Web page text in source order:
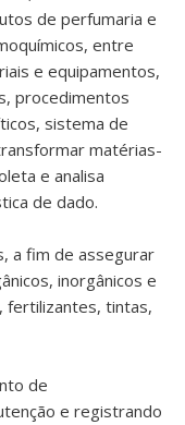
de perfumaria e
entre
e equipamentos,
procedimentos
sistema de
matérias-
e analisa
de dado.
a fim de assegurar
inorgânicos e
fertilizantes, tintas,
de
e registrando